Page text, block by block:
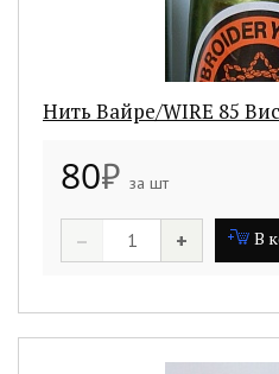
Нить Вайре/WIRE 85
80₽ за шт
– + В